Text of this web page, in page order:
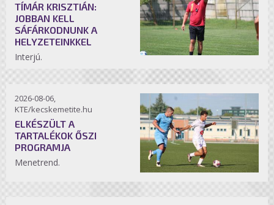
TÍMÁR KRISZTIÁN:
JOBBAN KELL
SÁFÁRKODNUNK A
HELYZETEINKKEL
Interjú.
2026-08-06,
KTE/kecskemetite.hu
ELKÉSZÜLT A
TARTALÉKOK ŐSZI
PROGRAMJA
Menetrend.